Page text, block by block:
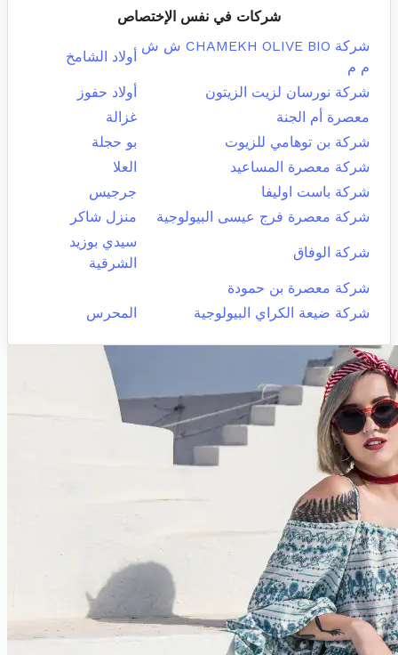
شركات في نفس الإختصاص
شركة CHAMEKH OLIVE BIO ش ش
م م
أولاد الشامخ
شركة نورسان لزيت الزيتون
أولاد حفوز
معصرة أم الجنة
غزالة
شركة بن توهامي للزيوت
بو حجلة
شركة معصرة المساعيد
العلا
شركة باست اوليفا
جرجيس
شركة معصرة فرج عيسى البيولوجية
منزل شاكر
شركة الوفاق
سيدي بوزيد
الشرقية
شركة معصرة بن حمودة
شركة ضيعة الكراي البيولوجية
المحرس